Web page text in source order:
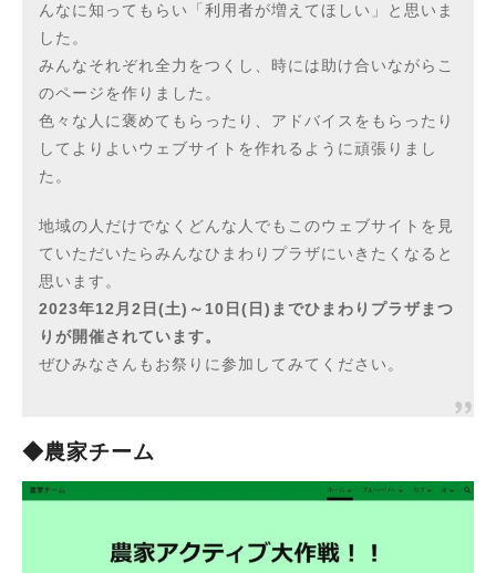
んなに知ってもらい「利用者が増えてほしい」と思いま
した。
みんなそれぞれ全力をつくし、時には助け合いながらこ
のページを作りました。
色々な人に褒めてもらったり、アドバイスをもらったり
してよりよいウェブサイトを作れるように頑張りまし
た。
地域の人だけでなくどんな人でもこのウェブサイトを見
ていただいたらみんなひまわりプラザにいきたくなると
思います。
2023年12月2日(土)～10日(日)までひまわりプラザまつ
りが開催されています。
ぜひみなさんもお祭りに参加してみてください。
◆農家チーム